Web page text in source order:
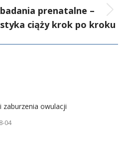
prenatalne –
ciąży krok po kroku
zaburzenia owulacji
04